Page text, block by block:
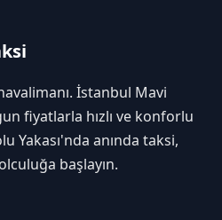
İstanbul Mavi
fiyatlarla hızlı ve konforlu
Yakası'nda anında taksi,
başlayın.